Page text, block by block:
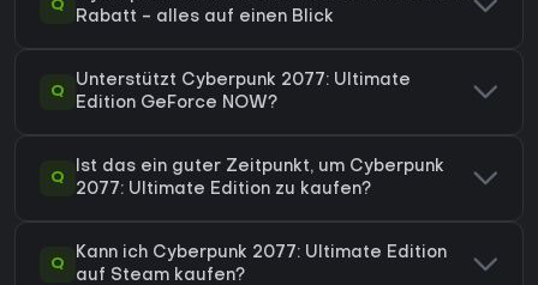
Q
Rabatt - alles auf einen Blick
Q
Unterstützt Cyberpunk 2077: Ultimate
Edition GeForce NOW?
Q
Ist das ein guter Zeitpunkt, um Cyberpunk
2077: Ultimate Edition zu kaufen?
Q
Kann ich Cyberpunk 2077: Ultimate Edition
auf Steam kaufen?